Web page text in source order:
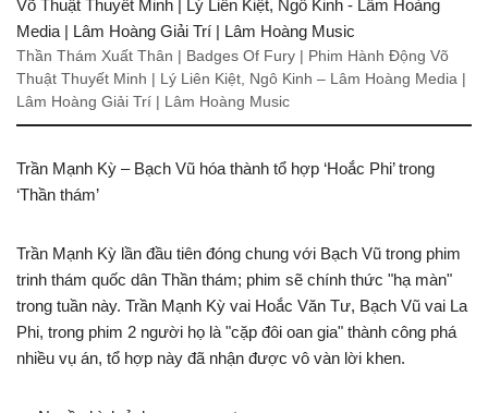
Thần Thám Xuất Thân | Badges Of Fury | Phim Hành Động Võ
Thuật Thuyết Minh | Lý Liên Kiệt, Ngô Kinh – Lâm Hoàng Media |
Lâm Hoàng Giải Trí | Lâm Hoàng Music
Trần Mạnh Kỳ – Bạch Vũ hóa thành tổ hợp ‘Hoắc Phi’ trong
‘Thần thám’
Trần Mạnh Kỳ lần đầu tiên đóng chung với Bạch Vũ trong phim
trinh thám quốc dân Thần thám; phim sẽ chính thức "hạ màn"
trong tuần này. Trần Mạnh Kỳ vai Hoắc Văn Tư, Bạch Vũ vai La
Phi, trong phim 2 người họ là "cặp đôi oan gia" thành công phá
nhiều vụ án, tổ hợp này đã nhận được vô vàn lời khen.